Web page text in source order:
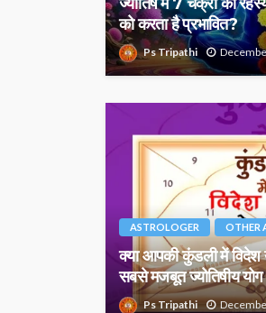
ज्योतिष में 7 चक्रों का
को करता है प्रभावित?
Ps Tripathi
ASTROLOGER OTHER
क्या आपकी कुंडली में विदेश
सबसे मजबूत ज्योतिषीय योग
Ps Tripathi